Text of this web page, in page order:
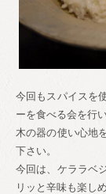
今回もスパイスを
ーを食べる会を行い
木の器の使い心地
下さい。
今回は、ケララベ
リッと辛味も楽し